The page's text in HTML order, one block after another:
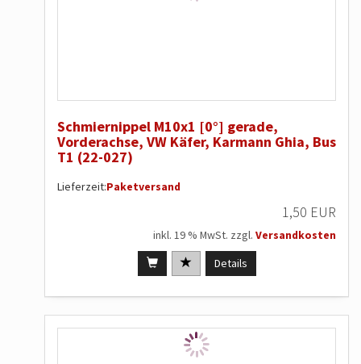
Schmiernippel M10x1 [0°] gerade,
Vorderachse, VW Käfer, Karmann Ghia, Bus
T1 (22-027)
Lieferzeit:Paketversand
1,50 EUR
inkl. 19 % MwSt. zzgl. Versandkosten
Details